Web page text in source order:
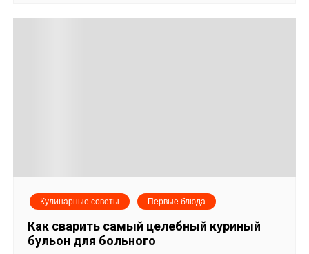
Кулинарные советы Первые блюда
Как сварить самый целебный куриный
бульон для больного